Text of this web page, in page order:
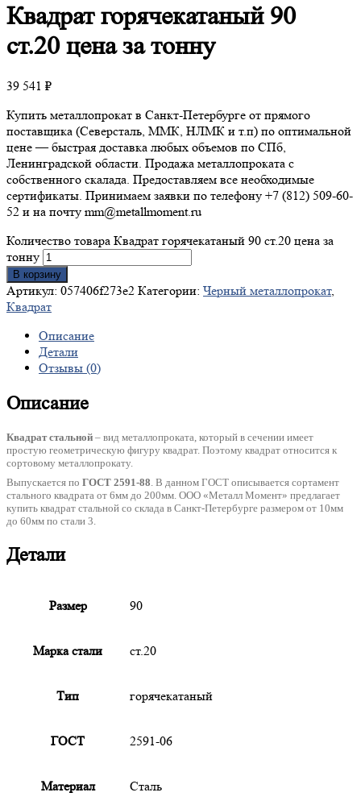
Квадратгорячекатаный 90
ст.20 цена за тонну
39 541 ₽
Купить металлопрокат в Санкт-Петербурге от прямого
поставщика (Северсталь, ММК, НЛМК и т.п) по оптимальной
цене — быстрая доставка любых объемов по СПб,
Ленинградской области. Продажа металлопроката с
собственного скалада. Предоставляем все необходимые
сертификаты. Принимаем заявки по телефону +7 (812) 509-60-
52 и на почту mm@metallmoment.ru
Количество товара Квадрат горячекатаный 90 ст.20 цена за
тонну
В корзину
Артикул: 057406f273e2 Категории: Черный металлопрокат,
Квадрат
Описание
Детали
Отзывы (0)
Описание
Квадрат стальной – вид металлопроката, который в сечении имеет
простую геометрическую фигуру квадрат. Поэтому квадрат относится к
сортовому металлопрокату.
Выпускается по ГОСТ 2591-88. В данном ГОСТ описывается сортамент
стального квадрата от 6мм до 200мм. ООО «Металл Момент» предлагает
купить квадрат стальной со склада в Санкт-Петербурге размером от 10мм
до 60мм по стали 3.
Детали
Размер 90
Марка стали ст.20
Тип горячекатаный
ГОСТ 2591-06
Материал Сталь